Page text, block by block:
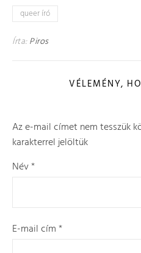
queer író
Írta:Piros
VÉLEMÉNY,
Az e-mail címet nem tesszük
karakterrel jelöltük
Név*
E-mail cím*